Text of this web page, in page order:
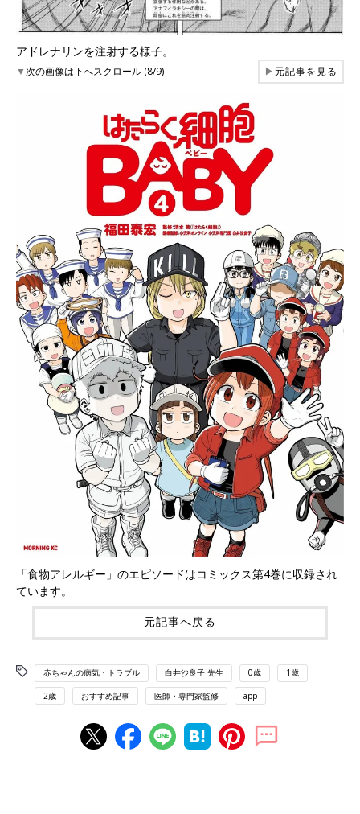
アドレナリンを注射する様子。
▼次の画像は下へスクロール (8/9) ▶元記事を見る
「食物アレルギー」のエピソードはコミックス第4巻に収録され
ています。
元記事へ戻る
赤ちゃんの病気・トラブル 白井沙良子 先生 0歳 1歳
2歳 おすすめ記事 医師・専門家監修 app